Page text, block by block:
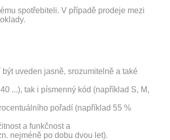
spotřebiteli. V případě prodeje mezi
uveden jasně, srozumitelně a také
...), tak i písmenný kód (například S, M,
pořadí (například 55 %
a funkčnost a
nejméně po dobu dvou let).